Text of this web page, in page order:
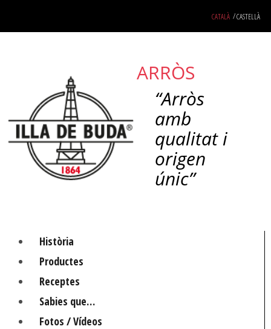
CATALÀ CASTELLÀ
ARRÒS
“Arròs
amb
qualitat i
origen
únic”
Història
Productes
Receptes
Sabies que…
Fotos / Vídeos